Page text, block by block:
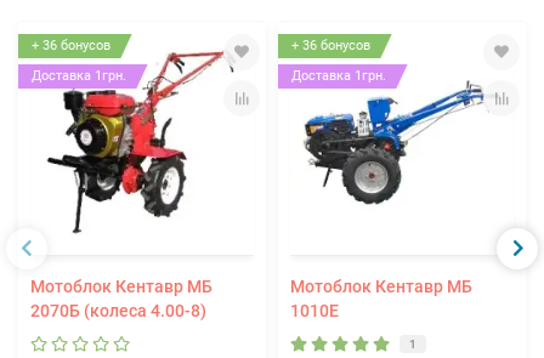
+ 36 бонусов
Доставка 1грн.
Мотоблок Кентавр МБ
2070Б (колеса 4.00-8)
+ 36 бонусов
Доставка 1грн.
Мотоблок Кентавр МБ
1010Е
1